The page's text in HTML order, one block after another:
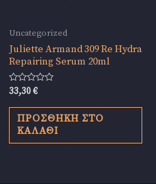
Uncategorized
Juliette Armand 309 Re Hydra
Repairing Serum 20ml
Βαθμολογήθηκε
0
από
33,30€
ΠΡΟΣΘΉΚΗ ΣΤΟ
ΚΑΛΆΘΙ